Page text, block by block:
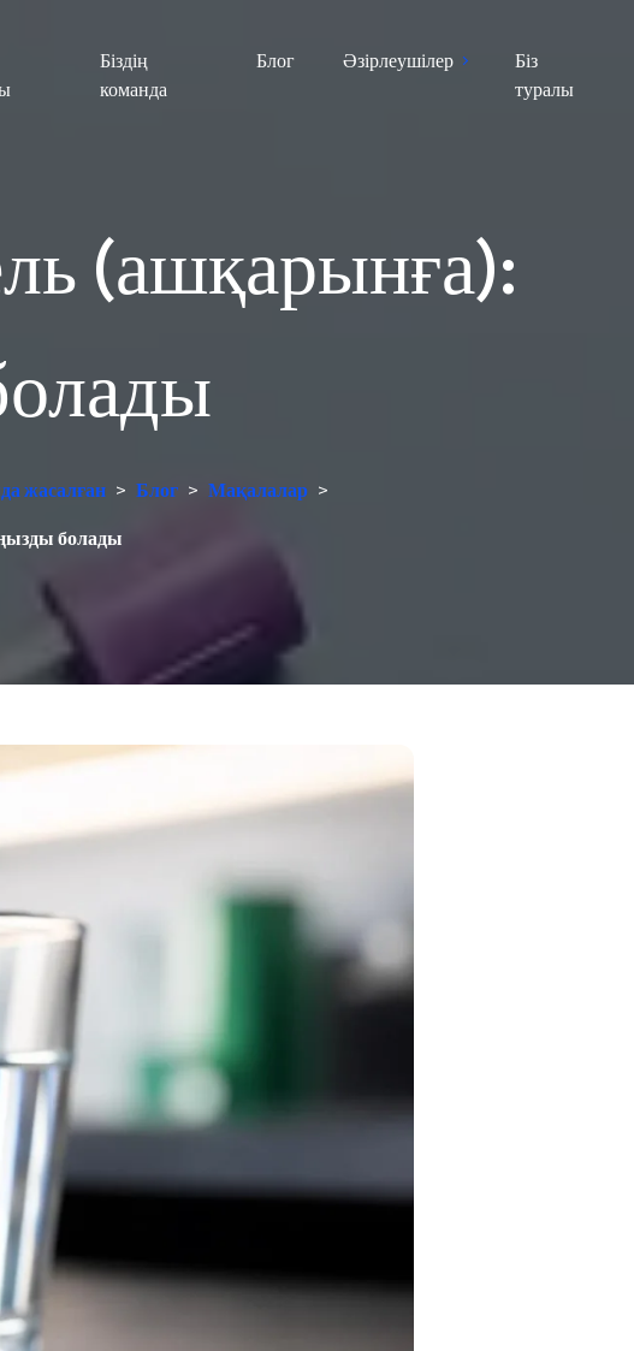
Біздің
команда
Блог Әзірлеушілер
Біз
туралы
(ашқарынға):
жасалған > Блог > Мақалалар >
болады